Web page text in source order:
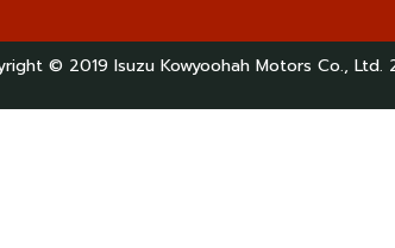
© 2019 Isuzu Kowyoohah Motors Co., Ltd.